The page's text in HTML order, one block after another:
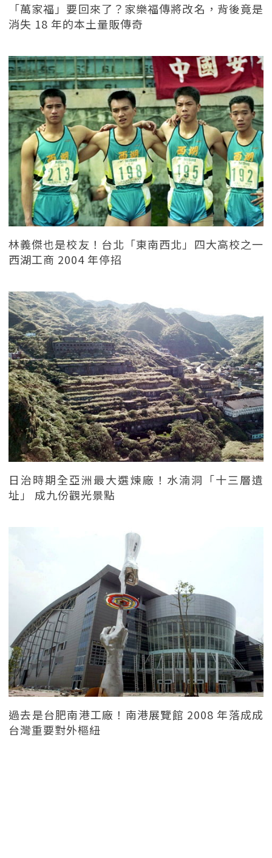
「萬家福」要回來了？家樂福傳將改名，背後竟是
消失 18 年的本土量販傳奇
林義傑也是校友！台北「東南西北」四大高校之一
西湖工商 2004 年停招
日治時期全亞洲最大選煉廠！水湳洞「十三層遺
址」 成九份觀光景點
過去是台肥南港工廠！南港展覽館 2008 年落成成
台灣重要對外樞紐